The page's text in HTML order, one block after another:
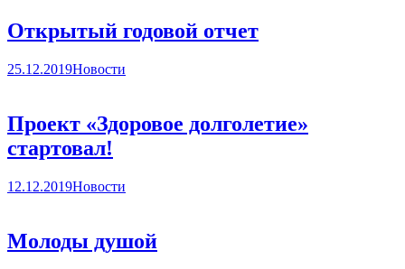
Открытый годовой отчет
25.12.2019Новости
Проект «Здоровое долголетие»
стартовал!
12.12.2019Новости
Молоды душой